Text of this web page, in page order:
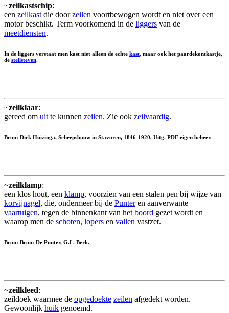
~zeilkastschip:
een zeilkast die doorzeilen voortbewogen wordt en niet over een
motor beschikt. Term voorkomend in de liggers van de
meetdiensten.
In de liggers verstaat men kast niet alleen de echte kast, maar ook het paardekontkastje,
de steilsteven.
~zeilklaar:
gereed om uit te kunnen zeilen. Zie ook zeilvaardig.
Bron: Dirk Huizinga, Scheepsbouw in Stavoren, 1846-1920, Uitg. PDF eigen beheer.
~zeilklamp:
een klos hout, een klamp, voorzien van een stalen pen bij wijze van
korvijnagel, die, ondermeer bij de Punteren aanverwante
vaartuigen, tegen de binnenkant van het boord gezet wordt en
waarop men de schoten, lopers en vallen vastzet.
Bron: Bron: De Punter, G.L. Berk.
~zeilkleed:
zeildoek waarmee de opgedoekte zeilen afgedekt worden.
Gewoonlijk huik genoemd.